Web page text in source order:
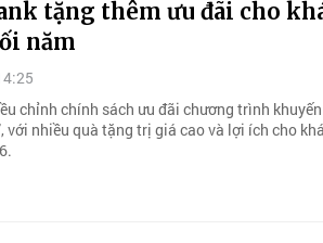
tặng thêm ưu đãi cho
năm
chỉnh chính sách ưu đãi chương trình
với nhiều quà tặng trị giá cao và lợi ích cho